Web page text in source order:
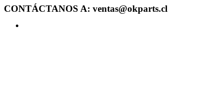
CONTÁCTANOS A: ventas@okparts.cl